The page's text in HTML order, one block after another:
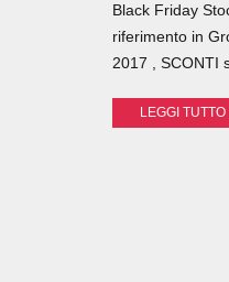
Black Friday
riferimento in
2017 , SCONTI
LEGGI TUTTO